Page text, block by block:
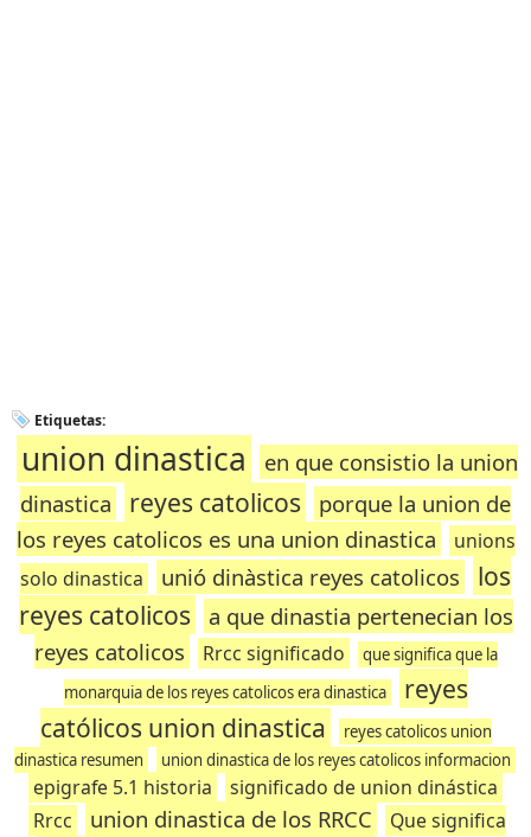
Etiquetas:
union dinastica
en que consistio la union
dinastica
reyes catolicos
porque la union de
los reyes catolicos es una union dinastica
unions
solo dinastica
unió dinàstica reyes catolicos
los
reyes catolicos
a que dinastia pertenecian los
reyes catolicos
Rrcc significado
que significa que la
monarquia de los reyes catolicos era dinastica
reyes
católicos union dinastica
reyes catolicos union
dinastica resumen
union dinastica de los reyes catolicos informacion
epigrafe 5.1 historia
significado de union dinástica
Rrcc
union dinastica de los RRCC
Que significa